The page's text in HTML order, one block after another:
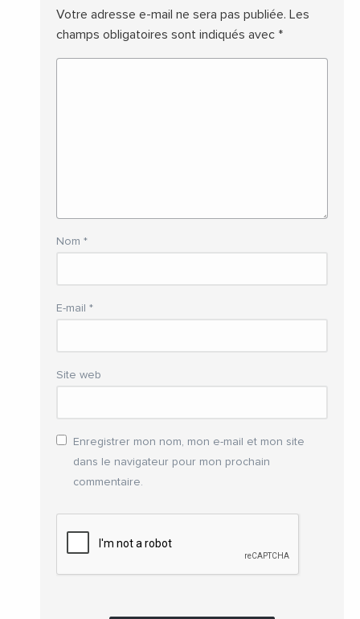
Votre adresse e-mail ne sera pas publiée. Les
champs obligatoires sont indiqués avec *
Nom *
E-mail *
Site web
Enregistrer mon nom, mon e-mail et mon site
dans le navigateur pour mon prochain
commentaire.